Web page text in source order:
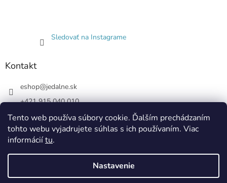
Tento web používa súbory cookie. Ďalším prechádzaním
tohto webu vyjadrujete súhlas s ich používaním. Viac
informáciítu.
Nastavenie
Sledovať na Instagrame
Kontakt
eshop@jedalne.sk
+421 915 040 010
Jedalne.sk
jedalne.sk
Vytvoril Shoptet